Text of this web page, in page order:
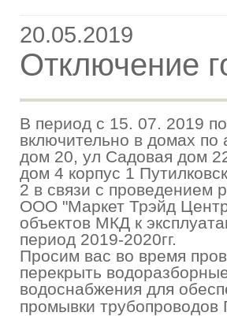
20.05.2019
Отключение
В период с 15. 07. 2019
включительно в домах по
дом 20, ул Садовая дом
дом 4 корпус 1
2 в связи с проведением
ООО "Маркет Трэйд
объектов МКД к
период 2019-2020гг.
Просим вас во время
перекрыть
водоснабжения для
промывки трубопроводов